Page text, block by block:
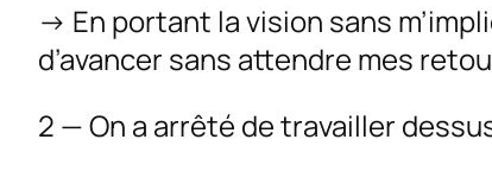
→ En portant la vision sans
d’avancer sans attendre mes
2 — On a arrêté de travailler